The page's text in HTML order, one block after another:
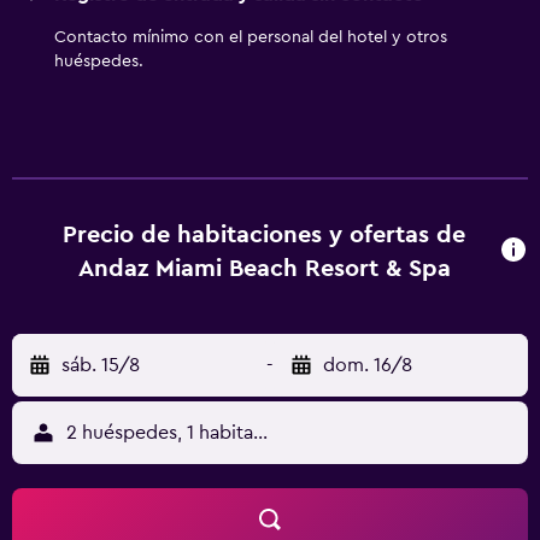
alojamiento (es posible que se aplique un recargo).
Contacto mínimo con el personal del hotel y otros
huéspedes.
Precio de habitaciones y ofertas de
Andaz Miami Beach Resort & Spa
sáb. 15/8 - dom. 16/8
2 huéspedes, 1 habitación